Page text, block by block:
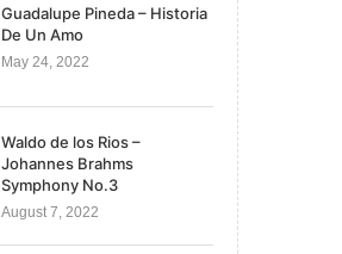
Guadalupe Pineda – Historia
De Un Amo
May 24, 2022
Waldo de los Rios –
Johannes Brahms
Symphony No.3
August 7, 2022